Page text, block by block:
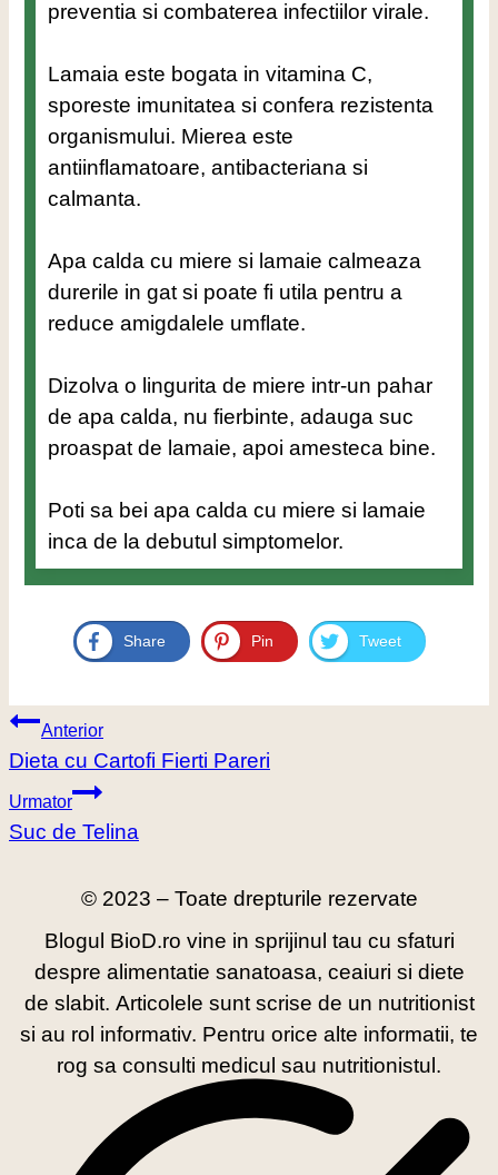
preventia si combaterea infectiilor virale.
Lamaia este bogata in vitamina C,
sporeste imunitatea si confera rezistenta
organismului. Mierea este
antiinflamatoare, antibacteriana si
calmanta.
Apa calda cu miere si lamaie calmeaza
durerile in gat si poate fi utila pentru a
reduce amigdalele umflate.
Dizolva o lingurita de miere intr-un pahar
de apa calda, nu fierbinte, adauga suc
proaspat de lamaie, apoi amesteca bine.
Poti sa bei apa calda cu miere si lamaie
inca de la debutul simptomelor.
Share Pin Tweet
Navigare
în
articole
Anterior
Dieta cu Cartofi Fierti Pareri
Urmator
Suc de Telina
© 2023 – Toate drepturile rezervate
Blogul BioD.ro vine in sprijinul tau cu sfaturi
despre alimentatie sanatoasa, ceaiuri si diete
de slabit. Articolele sunt scrise de un nutritionist
si au rol informativ. Pentru orice alte informatii, te
rog sa consulti medicul sau nutritionistul.